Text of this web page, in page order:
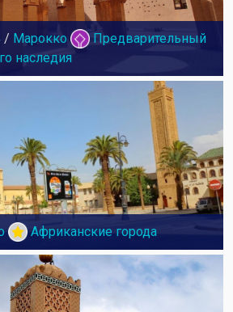
/ Марокко
Предварительный
наследия
Африканские города